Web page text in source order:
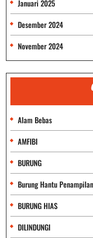
Januari 2025
Desember 2024
November 2024
Alam Bebas
AMFIBI
BURUNG
Burung Hantu
BURUNG HIAS
DILINDUNGI